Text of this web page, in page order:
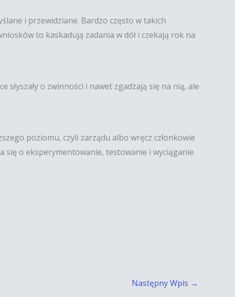
i przewidziane. Bardzo często w takich
to kaskadują zadania w dół i czekają rok na
słyszały o zwinności i nawet zgadzają się na nią, ale
poziomu, czyli zarządu albo wręcz członkowie
się o eksperymentowanie, testowanie i wyciąganie
Następny Wpis →